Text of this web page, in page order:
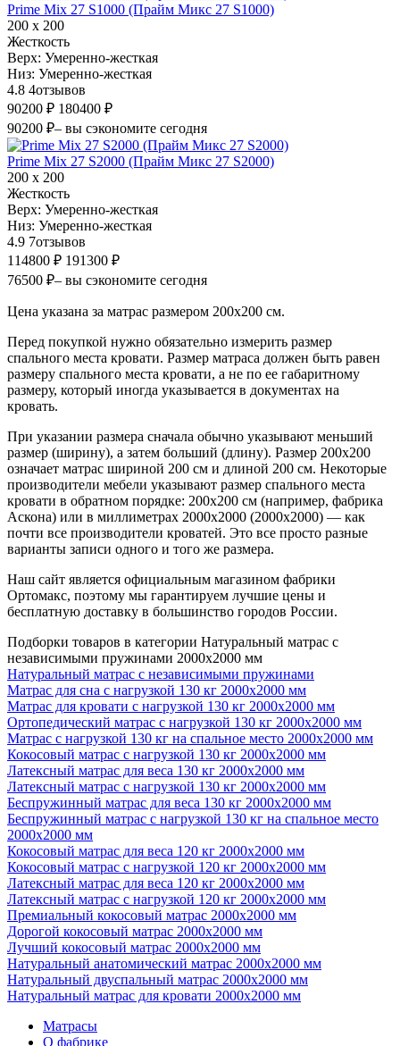
Prime Mix 27 S1000 (Прайм Микс 27 S1000)
200 х 200
Жесткость
Верх: Умеренно-жесткая
Низ: Умеренно-жесткая
4.8 4отзывов
90200 ₽ 180400 ₽
90200 ₽– вы сэкономите сегодня
Prime Mix 27 S2000 (Прайм Микс 27 S2000)
200 х 200
Жесткость
Верх: Умеренно-жесткая
Низ: Умеренно-жесткая
4.9 7отзывов
114800 ₽ 191300 ₽
76500 ₽– вы сэкономите сегодня
Цена указана за матрас размером 200х200 см.
Перед покупкой нужно обязательно измерить размер
спального места кровати. Размер матраса должен быть равен
размеру спального места кровати, а не по ее габаритному
размеру, который иногда указывается в документах на
кровать.
При указании размера сначала обычно указывают меньший
размер (ширину), а затем больший (длину). Размер 200х200
означает матрас шириной 200 см и длиной 200 см. Некоторые
производители мебели указывают размер спального места
кровати в обратном порядке: 200х200 см (например, фабрика
Аскона) или в миллиметрах 2000х2000 (2000х2000) — как
почти все производители кроватей. Это все просто разные
варианты записи одного и того же размера.
Наш сайт является официальным магазином фабрики
Ортомакс, поэтому мы гарантируем лучшие цены и
бесплатную доставку в большинство городов России.
Подборки товаров в категории Натуральный матрас с
независимыми пружинами 2000х2000 мм
Натуральный матрас с независимыми пружинами
Матрас для сна с нагрузкой 130 кг 2000х2000 мм
Матрас для кровати с нагрузкой 130 кг 2000х2000 мм
Ортопедический матрас с нагрузкой 130 кг 2000х2000 мм
Матрас с нагрузкой 130 кг на спальное место 2000х2000 мм
Кокосовый матрас с нагрузкой 130 кг 2000х2000 мм
Латексный матрас для веса 130 кг 2000х2000 мм
Латексный матрас с нагрузкой 130 кг 2000х2000 мм
Беспружинный матрас для веса 130 кг 2000х2000 мм
Беспружинный матрас с нагрузкой 130 кг на спальное место
2000х2000 мм
Кокосовый матрас для веса 120 кг 2000х2000 мм
Кокосовый матрас с нагрузкой 120 кг 2000х2000 мм
Латексный матрас для веса 120 кг 2000х2000 мм
Латексный матрас с нагрузкой 120 кг 2000х2000 мм
Премиальный кокосовый матрас 2000х2000 мм
Дорогой кокосовый матрас 2000х2000 мм
Лучший кокосовый матрас 2000х2000 мм
Натуральный анатомический матрас 2000х2000 мм
Натуральный двуспальный матрас 2000х2000 мм
Натуральный матрас для кровати 2000х2000 мм
Матрасы
О фабрике